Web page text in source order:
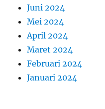
Juni 2024
Mei 2024
April 2024
Maret 2024
Februari 2024
Januari 2024